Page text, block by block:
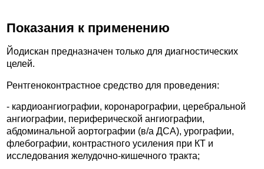
Показания к применению
Йодискан предназначен только для диагностических
целей.
Рентгеноконтрастное средство для проведения:
- кардиоангиографии, коронарографии, церебральной
ангиографии, периферической ангиографии,
абдоминальной аортографии (в/a ДСА), урографии,
флебографии, контрастного усиления при КТ и
исследования желудочно-кишечного тракта;